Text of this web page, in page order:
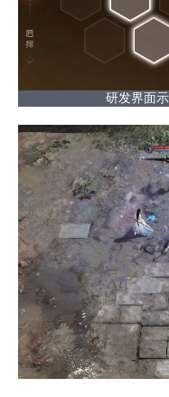
研发界面